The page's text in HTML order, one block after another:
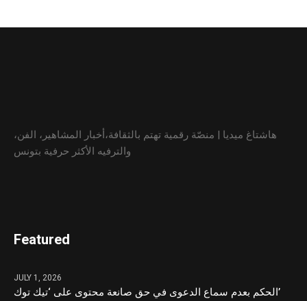
هاشتاغ ميديا | منصّة رقمية تهتم بالثقافة،أخبار المشاهير، الفن،
والترفيه الأكثر حرفية بتونس
Featured
JULY 1, 2026
الحكم بعدم سماع الدعوى في حق صانعة محتوى على ‘تيك توك’